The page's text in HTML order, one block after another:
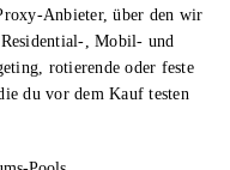
Anbieter, über den wir
Residential-, Mobil- und
rotierende oder feste
du vor dem Kauf testen